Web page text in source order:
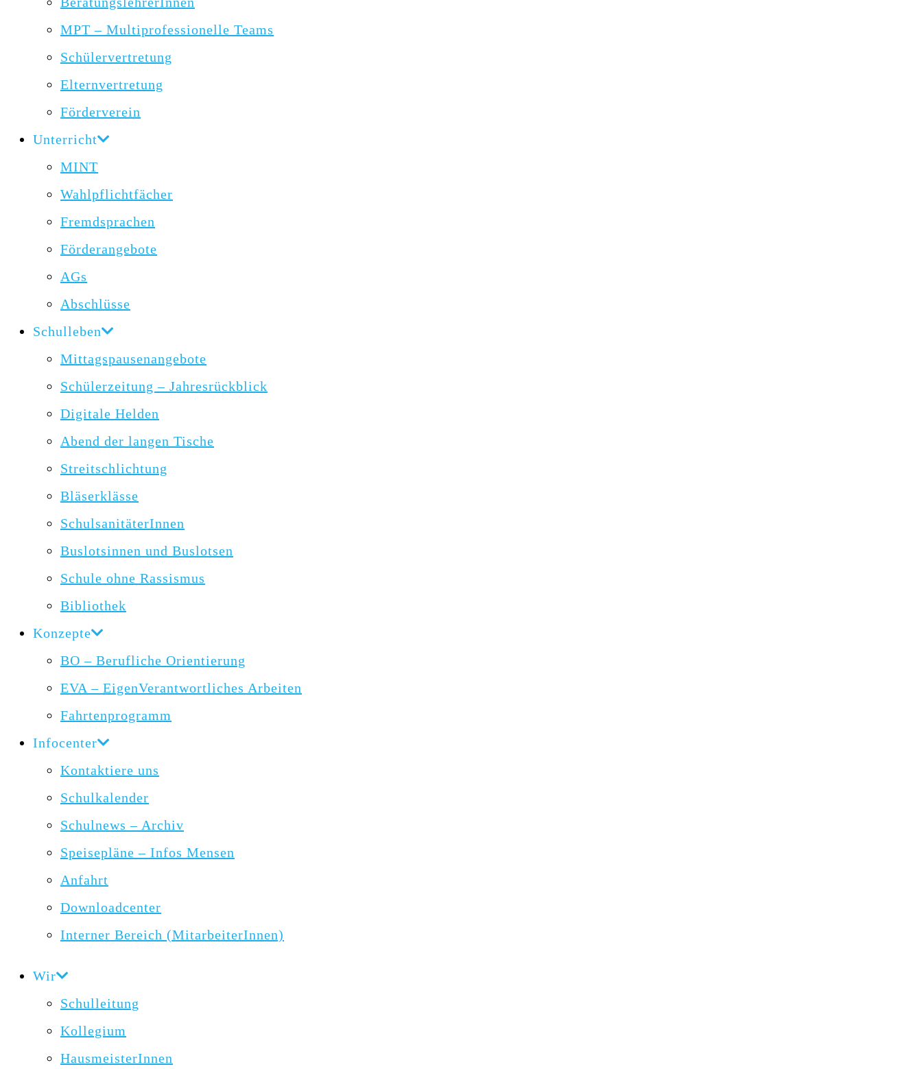
MPT – Multiprofessionelle Teams
Schülervertretung
Elternvertretung
Förderverein
Unterricht
MINT
Wahlpflichtfächer
Fremdsprachen
Förderangebote
AGs
Abschlüsse
Schulleben
Mittagspausenangebote
Schülerzeitung – Jahresrückblick
Digitale Helden
Abend der langen Tische
Streitschlichtung
Bläserklässe
SchulsanitäterInnen
Buslotsinnen und Buslotsen
Schule ohne Rassismus
Bibliothek
Konzepte
BO – Berufliche Orientierung
EVA – EigenVerantwortliches Arbeiten
Fahrtenprogramm
Infocenter
Kontaktiere uns
Schulkalender
Schulnews – Archiv
Speisepläne – Infos Mensen
Anfahrt
Downloadcenter
Interner Bereich (MitarbeiterInnen)
Wir
Schulleitung
Kollegium
HausmeisterInnen